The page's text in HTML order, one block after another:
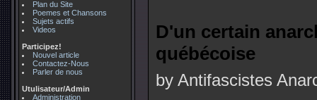
Plan du Site
Poemes et Chansons
Sujets actifs
Videos
Participez!
Nouvel article
Contactez-Nous
Parler de nous
Utulisateur/Admin
Administration
D'un certain
québécoise
by Antifascistes